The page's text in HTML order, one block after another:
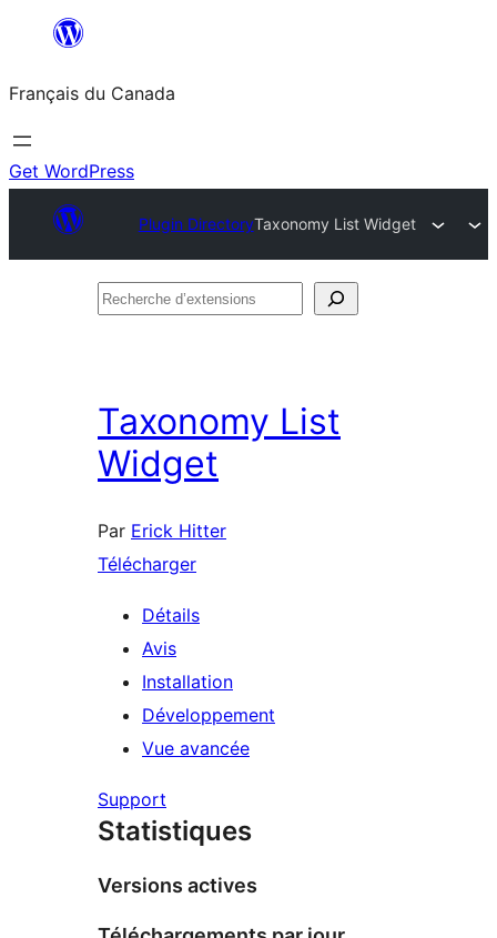
contenu
Français du Canada
Get WordPress
Plugin DirectoryTaxonomy List Widget
Recherche
Taxonomy List
Widget
Par Erick Hitter
Télécharger
Détails
Avis
Installation
Développement
Vue avancée
Support
Statistiques
Versions actives